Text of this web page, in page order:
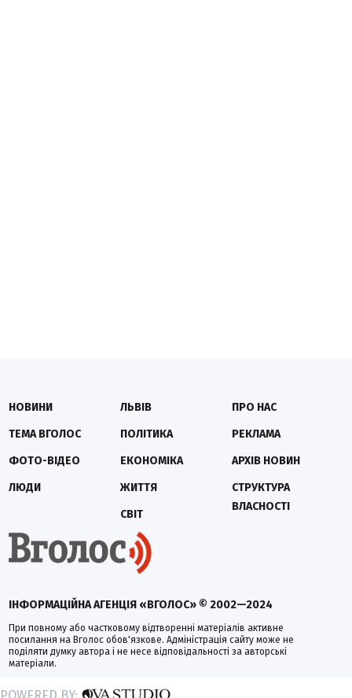
ІНФОРМАЦІЙНА АГЕНЦІЯ «ВГОЛОС» © 2002—2024
При повному або частковому відтворенні матеріалів активне
посилання на Вголос обов'язкове. Адміністрація сайту може не
поділяти думку автора і не несе відповідальності за авторські
матеріали.
НОВИНИ
ТЕМА ВГОЛОС
ФОТО-ВІДЕО
ЛЮДИ
ЛЬВІВ
ПОЛІТИКА
ЕКОНОМІКА
ЖИТТЯ
СВІТ
ПРО НАС
РЕКЛАМА
АРХІВ НОВИН
СТРУКТУРА
ВЛАСНОСТІ
POWERED BY: